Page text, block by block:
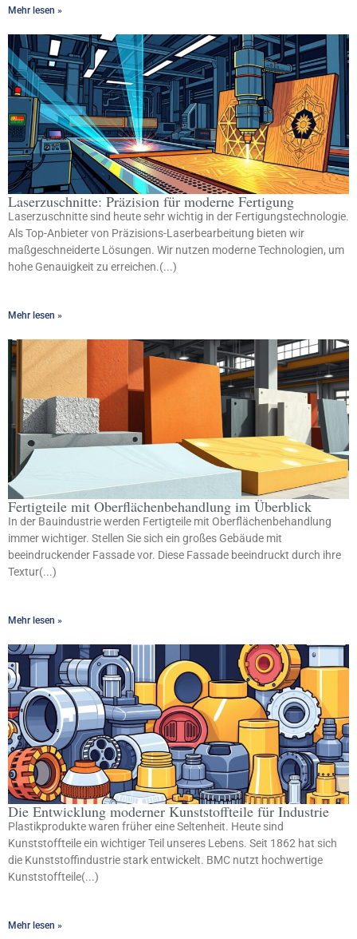
Mehr lesen »
Laserzuschnitte: Präzision für moderne Fertigung
Laserzuschnitte sind heute sehr wichtig in der Fertigungstechnologie.
Als Top-Anbieter von Präzisions-Laserbearbeitung bieten wir
maßgeschneiderte Lösungen. Wir nutzen moderne Technologien, um
hohe Genauigkeit zu erreichen.(...)
Mehr lesen »
Fertigteile mit Oberflächenbehandlung im Überblick
In der Bauindustrie werden Fertigteile mit Oberflächenbehandlung
immer wichtiger. Stellen Sie sich ein großes Gebäude mit
beeindruckender Fassade vor. Diese Fassade beeindruckt durch ihre
Textur(...)
Mehr lesen »
Die Entwicklung moderner Kunststoffteile für Industrie
Plastikprodukte waren früher eine Seltenheit. Heute sind
Kunststoffteile ein wichtiger Teil unseres Lebens. Seit 1862 hat sich
die Kunststoffindustrie stark entwickelt. BMC nutzt hochwertige
Kunststoffteile(...)
Mehr lesen »